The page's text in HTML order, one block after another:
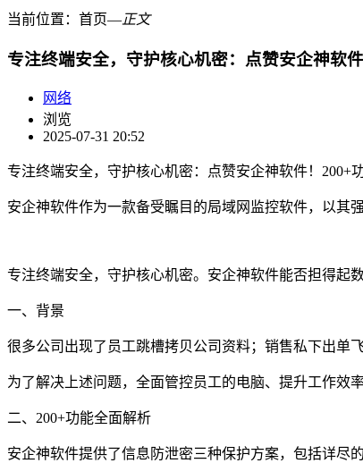
当前位置： 首页―正文
专注终端安全，守护核心机密：点赞安企神软
网络
浏览
2025-07-31 20:52
专注终端安全，守护核心机密：点赞安企神软件！200+
安企神软件作为一款备受瞩目的局域网监控软件，以其
专注终端安全，守护核心机密。安企神软件能否担得起
一、背景
很多公司出现了员工跳槽拷贝公司资料；销售私下出单
为了解决上述问题，全面管控员工的电脑、提升工作效
二、200+功能全面解析
安企神软件提供了信息防泄密三种保护方案，包括详尽